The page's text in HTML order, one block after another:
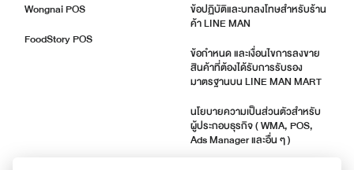
Wongnai POS
FoodStory POS
ข้อปฏิบัติและบทลงโทษสำหรับร้าน
ค้า LINE MAN
ข้อกำหนด และเงื่อนไขการลงขาย
สินค้าที่ต้องได้รับการรับรอง
มาตรฐานบน LINE MAN MART
นโยบายความเป็นส่วนตัวสำหรับ
ผู้ประกอบธุรกิจ ( WMA, POS,
Ads Manager และอื่น ๆ )